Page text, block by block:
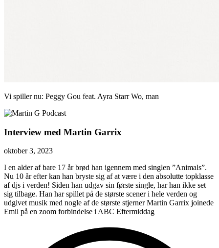
Vi spiller nu: Peggy Gou feat. Ayra StarrWo, man
Interview med Martin Garrix
oktober 3, 2023
I en alder af bare 17 år brød han igennem med singlen ”Animals”.
Nu 10 år efter kan han bryste sig af at være i den absolutte topklasse
af djs i verden! Siden han udgav sin første single, har han ikke set
sig tilbage. Han har spillet på de største scener i hele verden og
udgivet musik med nogle af de største stjerner Martin Garrix joinede
Emil på en zoom forbindelse i ABC Eftermiddag